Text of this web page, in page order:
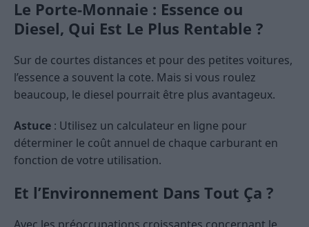
Le Porte-Monnaie : Essence ou
Diesel, Qui Est Le Plus Rentable ?
Sur de courtes distances et pour des petites voitures,
l’essence a souvent la cote. Mais si vous roulez
beaucoup, le diesel pourrait être plus avantageux.
Astuce : Utilisez un calculateur en ligne pour
déterminer le coût annuel de chaque carburant en
fonction de votre utilisation.
Et l’Environnement Dans Tout Ça ?